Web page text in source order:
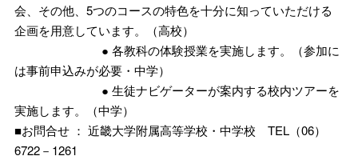
会、その他、5つのコースの特色を十分に知っていただける
企画を用意しています。（高校）
● 各教科の体験授業を実施します。（参加に
は事前申込みが必要・中学）
● 生徒ナビゲーターが案内する校内ツアーを
実施します。（中学）
■お問合せ ： 近畿大学附属高等学校・中学校 TEL（06）
6722－1261